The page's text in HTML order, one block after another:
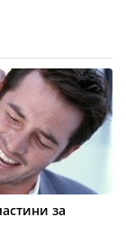
за